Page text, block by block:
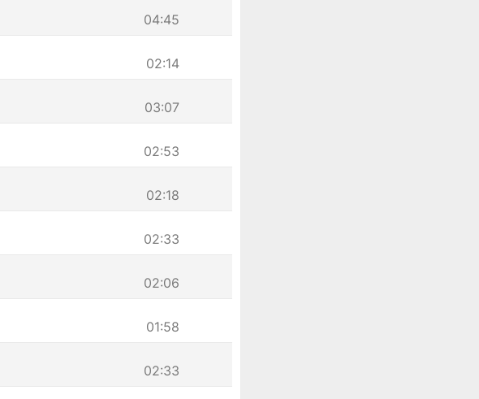
04:45
02:14
03:07
02:53
02:18
02:33
02:06
01:58
02:33